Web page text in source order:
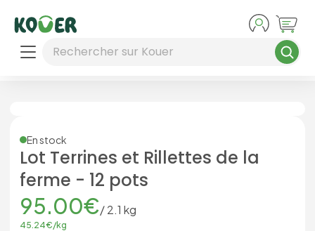
Rechercher sur Kouer
En stock
Lot Terrines et Rillettes de la
ferme - 12 pots
95.00€/2.1 kg
45.24€/kg